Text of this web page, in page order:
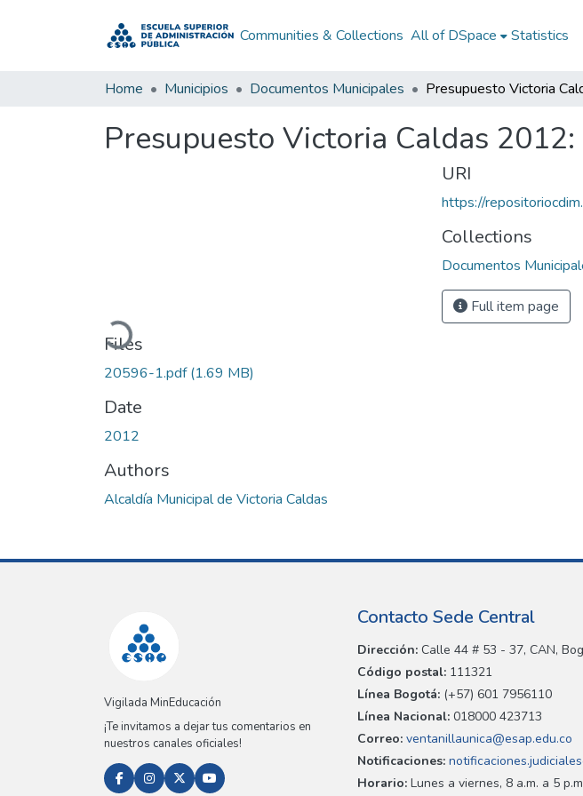
Communities & Collections All of DSpace Statistics
Home Municipios Documentos Municipales
Presupuesto Victoria Caldas
Loading...
Files
20596-1.pdf(1.69 MB)
Date
2012
Authors
Alcaldía Municipal de Victoria Caldas
URI
https://
Collections
Documentos
Full item page
Vigilada MinEducación
¡Te invitamos a dejar tus comentarios en
nuestros canales oficiales!
Contacto Sede Central
Dirección: Calle 44 # 53 - 37, CAN,
Código postal: 111321
Línea Bogotá: (+57) 601 7956110
Línea Nacional: 018000 423713
Correo: ventanillaunica@esap.edu.co
Notificaciones:
Horario: Lunes a viernes, 8 a.m. a 5